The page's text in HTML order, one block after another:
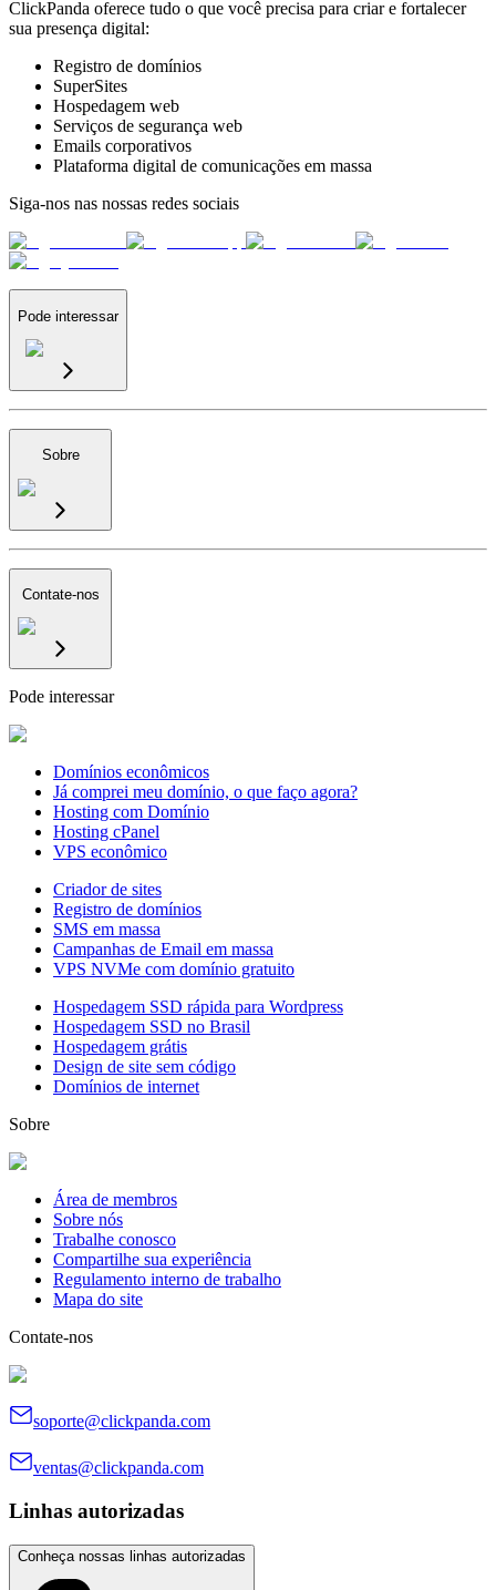
ClickPanda oferece tudo o que você precisa para criar e fortalecer
sua presença digital:
Registro de domínios
SuperSites
Hospedagem web
Serviços de segurança web
Emails corporativos
Plataforma digital de comunicações em massa
Siga-nos nas nossas redes sociais
Pode interessar
Sobre
Contate-nos
Pode interessar
Domínios econômicos
Já comprei meu domínio, o que faço agora?
Hosting com Domínio
Hosting cPanel
VPS econômico
Criador de sites
Registro de domínios
SMS em massa
Campanhas de Email em massa
VPS NVMe com domínio gratuito
Hospedagem SSD rápida para Wordpress
Hospedagem SSD no Brasil
Hospedagem grátis
Design de site sem código
Domínios de internet
Sobre
Área de membros
Sobre nós
Trabalhe conosco
Compartilhe sua experiência
Regulamento interno de trabalho
Mapa do site
Contate-nos
soporte@clickpanda.com
ventas@clickpanda.com
Linhas autorizadas
Conheça nossas linhas autorizadas